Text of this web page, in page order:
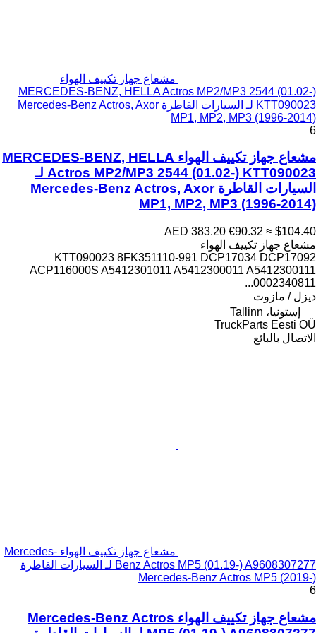
مشعاع جهاز تكييف الهواء
MERCEDES-BENZ, HELLA Actros MP2/MP3 2544 (01.02-)
KTT090023 لـ السيارات القاطرة Mercedes-Benz Actros, Axor
MP1, MP2, MP3 (1996-2014)
6
مشعاع جهاز تكييف الهواء MERCEDES-BENZ, HELLA
Actros MP2/MP3 2544 (01.02-) KTT090023 لـ
السيارات القاطرة Mercedes-Benz Actros, Axor
MP1, MP2, MP3 (1996-2014)
AED 383.20 €90.32 ≈ $104.40
مشعاع جهاز تكييف الهواء
KTT090023 8FK351110-991 DCP17034 DCP17092
ACP116000S A5412301011 A5412300011 A5412300111
0002340811...
ديزل / مازوت
إستونيا، Tallinn
TruckParts Eesti OÜ
الاتصال بالبائع
مشعاع جهاز تكييف الهواء Mercedes-
Benz Actros MP5 (01.19-) A9608307277 لـ السيارات القاطرة
Mercedes-Benz Actros MP5 (2019-)
6
مشعاع جهاز تكييف الهواء Mercedes-Benz Actros